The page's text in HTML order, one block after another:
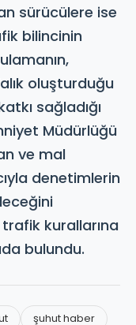
sürücülere ise
bilincinin
oluşturduğu
sağladığı
Müdürlüğü
ve mal
denetimlerin
kurallarına
bulundu.
şuhut haber